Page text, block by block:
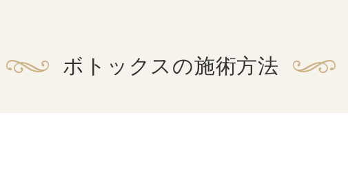
ボトックスの施術方法